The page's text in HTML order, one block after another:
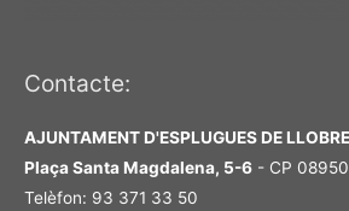
Contacte:
AJUNTAMENT D'ESPLUGUES DE
Plaça Santa Magdalena, 5-6 - CP 08950
Telèfon: 93 371 33 50